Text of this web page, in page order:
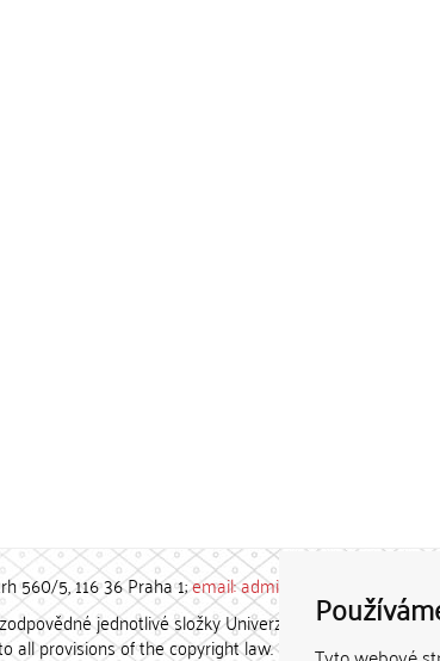
560/5, 116 36 Praha 1;email: admin-repozitar [at] cuni.cz
jednotlivé složky Univerzity Karlovy. / Each
all provisions of the copyright law.